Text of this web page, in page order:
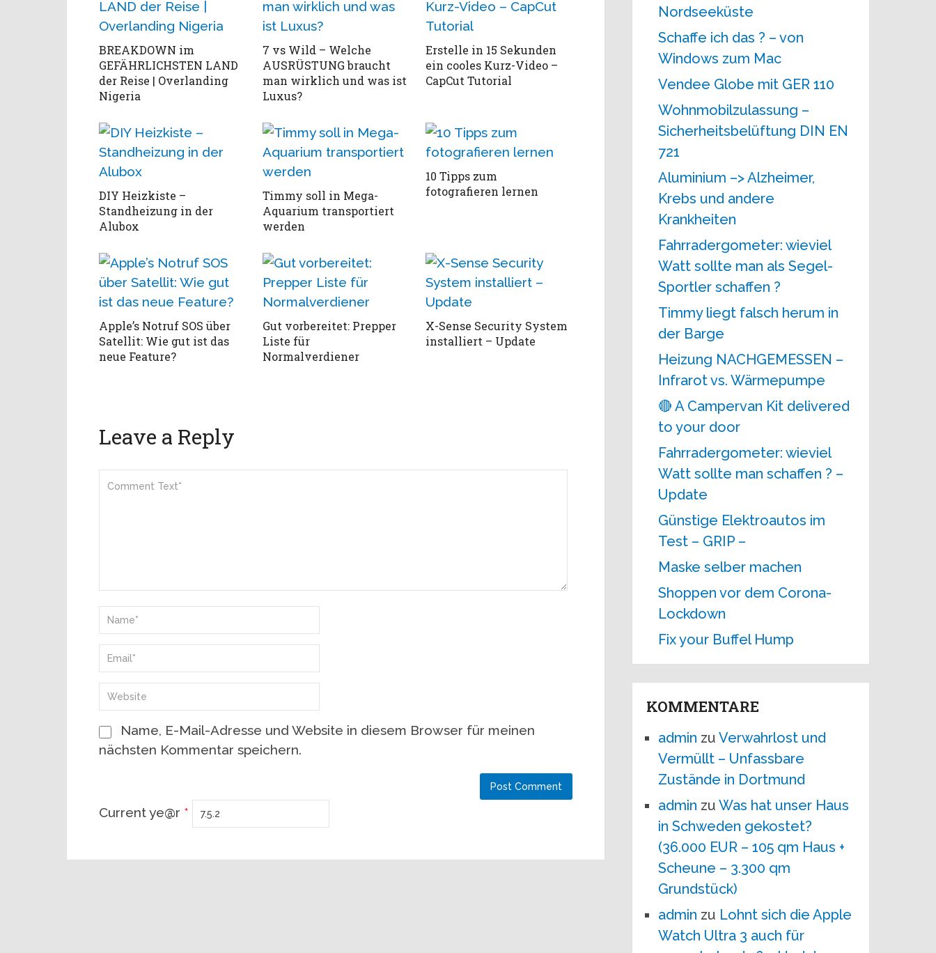
BREAKDOWN im
GEFÄHRLICHSTEN LAND
der Reise | Overlanding
Nigeria
7 vs Wild – Welche
AUSRÜSTUNG braucht
man wirklich und was ist
Luxus?
Erstelle in 15 Sekunden
ein cooles Kurz-Video –
CapCut Tutorial
DIY Heizkiste –
Standheizung in der
Alubox
Timmy soll in Mega-
Aquarium transportiert
werden
10 Tipps zum
fotografieren lernen
Apple’s Notruf SOS über
Satellit: Wie gut ist das
neue Feature?
Gut vorbereitet: Prepper
Liste für
Normalverdiener
X-Sense Security System
installiert – Update
Leave a Reply
Name, E-Mail-Adresse und Website in diesem Browser für meinen
nächsten Kommentar speichern.
Current ye@r *
Nordseeküste
Schaffe ich das ? – von
Windows zum Mac
Vendee Globe mit GER 110
Wohnmobilzulassung –
Sicherheitsbelüftung DIN EN
721
Aluminium –> Alzheimer,
Krebs und andere
Krankheiten
Fahrradergometer: wieviel
Watt sollte man als Segel-
Sportler schaffen ?
Timmy liegt falsch herum in
der Barge
Heizung NACHGEMESSEN –
Infrarot vs. Wärmepumpe
🔴 A Campervan Kit delivered
to your door
Fahrradergometer: wieviel
Watt sollte man schaffen ? –
Update
Günstige Elektroautos im
Test – GRIP –
Maske selber machen
Shoppen vor dem Corona-
Lockdown
Fix your Buffel Hump
KOMMENTARE
admin zuVerwahrlost und
Vermüllt – Unfassbare
Zustände in Dortmund
admin zuWas hat unser Haus
in Schweden gekostet?
(36.000 EUR – 105 qm Haus +
Scheune – 3.300 qm
Grundstück)
admin zu Lohnt sich die Apple
Watch Ultra 3 auch für